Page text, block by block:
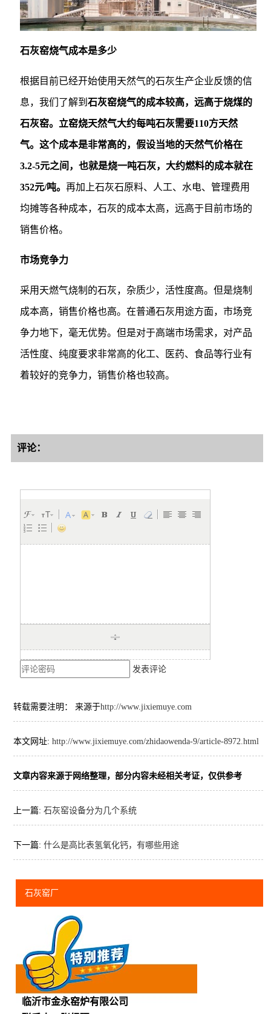
石灰窑烧气成本是多少
根据目前已经开始使用天然气的石灰生产企业反馈的信
息，我们了解到 石灰窑烧气的成本较高，远高于烧煤的
石灰窑。立窑烧天然气大约每吨石灰需要110方天然
气。这个成本是非常高的，假设当地的天然气价格在
3.2-5元之间，也就是烧一吨石灰，大约燃料的成本就在
352元/吨。 再加上石灰石原料、人工、水电、管理费用
均摊等各种成本，石灰的成本太高，远高于目前市场的
销售价格。
市场竞争力
采用天燃气烧制的石灰，杂质少，活性度高。但是烧制
成本高，销售价格也高。在普通石灰用途方面，市场竞
争力地下，毫无优势。但是对于高端市场需求，对产品
活性度、纯度要求非常高的化工、医药、食品等行业有
着较好的竞争力，销售价格也较高。
评论：
发表评论
转载需要注明： 来源于http://www.jixiemuye.com
本文网址: http://www.jixiemuye.com/zhidaowenda-9/article-8972.html
文章内容来源于网络整理，部分内容未经相关考证，仅供参考
上一篇: 石灰窑设备分为几个系统
下一篇: 什么是高比表氢氧化钙，有哪些用途
石灰窑厂
临沂市金永窑炉有限公司